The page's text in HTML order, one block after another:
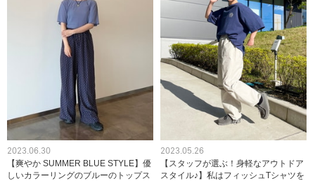
2023.06.30
【爽やか SUMMER BLUE STYLE】優
しいカラーリングのブルーのトップス
2023.05.26
【スタッフが選ぶ！身軽なアウトドア
スタイル♪】私はフィッシュTシャツを